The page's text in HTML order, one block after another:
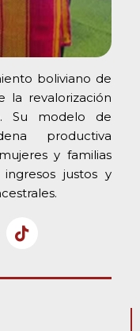
boliviano de
la revalorización
Su modelo de
productiva
y familias
ingresos justos y